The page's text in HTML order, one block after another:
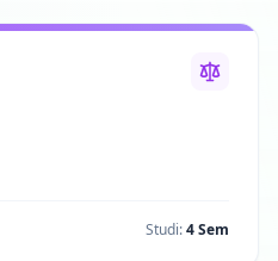
Studi:4 Sem